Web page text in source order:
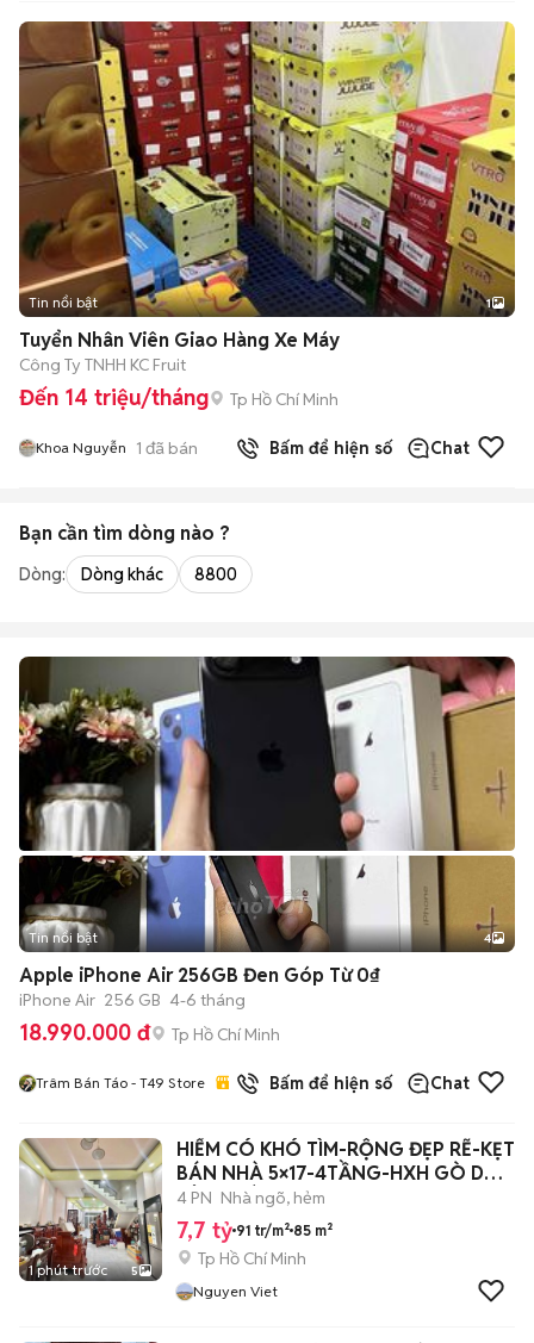
Tin nổi bật 1
Tuyển Nhân Viên Giao Hàng Xe Máy
Công Ty TNHH KC Fruit
Đến 14 triệu/tháng Tp Hồ Chí Minh
Khoa Nguyễn 1 đã bán Bấm để hiện số Chat
Bạn cần tìm dòng nào ?
Dòng: Dòng khác 8800
Tin nổi bật 4
Apple iPhone Air 256GB Đen Góp Từ 0₫
iPhone Air 256 GB 4-6 tháng
18.990.000 đ Tp Hồ Chí Minh
Trâm Bán Táo - T49 Store 23đã bán
Bấm để hiện số Chat
1 phút trước 5
HIẾM CÓ KHÓ TÌM-RỘNG ĐẸP RẼ-KẸT
BÁN NHÀ 5×17-4TẦNG-HXH GÒ DẦU
TÂN PHÚ
4 PN Nhà ngõ, hẻm
7,7 tỷ 91 tr/m² 85 m²
Tp Hồ Chí Minh
Nguyen Viet